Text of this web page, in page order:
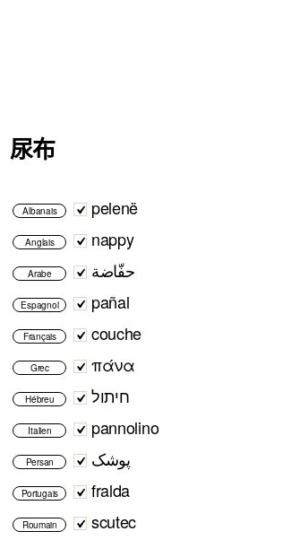
尿布
Albanais pelenë
Anglais nappy
Arabe حفّاضة
Espagnol pañal
Français couche
Grec πάνα
Hébreu חיתול
Italien pannolino
Persan پوشک
Portugais fralda
Roumain scutec